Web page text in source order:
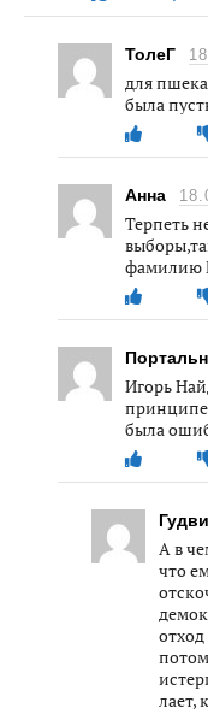
ТолеГ
для
была
Анна
Терпеть
фамилию
Игорь
принципе
была
А в
что
лает,